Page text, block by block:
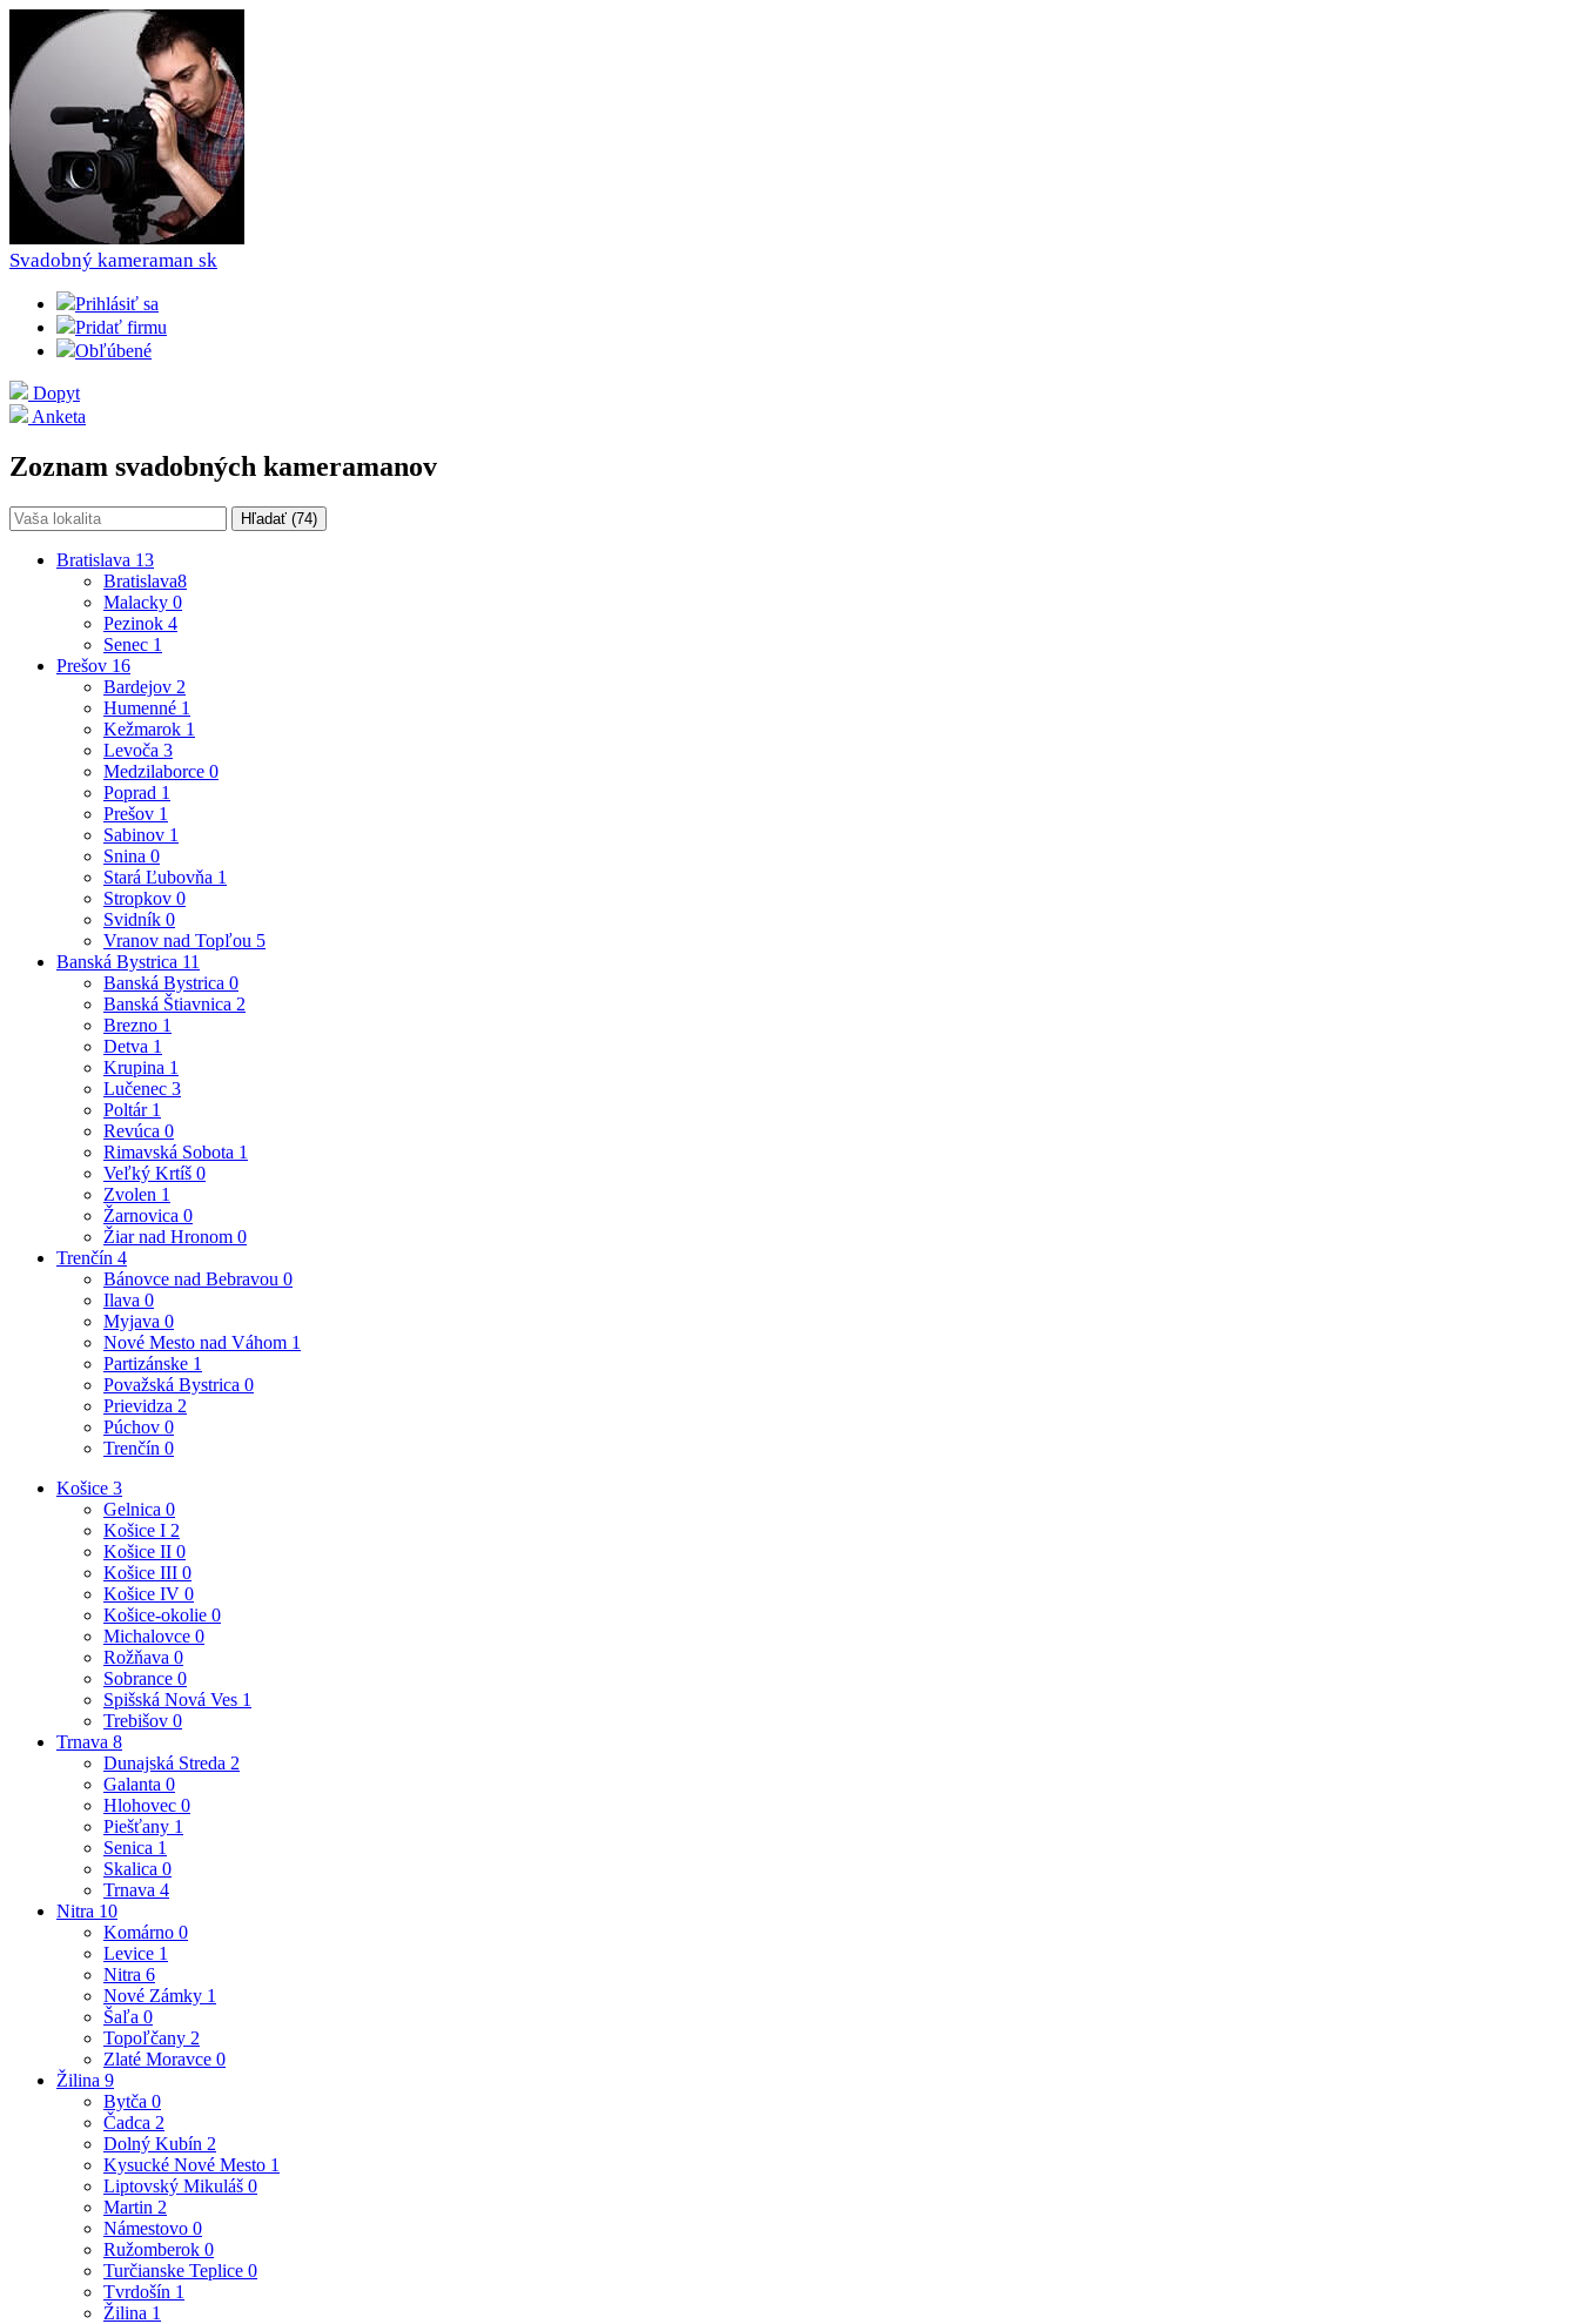
Svadobný kameraman sk
Prihlásiť sa
Pridať firmu
Obľúbené
Dopyt
Anketa
Zoznam svadobných kameramanov
Hľadať (74)
Bratislava 13
Bratislava8
Malacky 0
Pezinok 4
Senec 1
Prešov 16
Bardejov 2
Humenné 1
Kežmarok 1
Levoča 3
Medzilaborce 0
Poprad 1
Prešov 1
Sabinov 1
Snina 0
Stará Ľubovňa 1
Stropkov 0
Svidník 0
Vranov nad Topľou 5
Banská Bystrica 11
Banská Bystrica 0
Banská Štiavnica 2
Brezno 1
Detva 1
Krupina 1
Lučenec 3
Poltár 1
Revúca 0
Rimavská Sobota 1
Veľký Krtíš 0
Zvolen 1
Žarnovica 0
Žiar nad Hronom 0
Trenčín 4
Bánovce nad Bebravou 0
Ilava 0
Myjava 0
Nové Mesto nad Váhom 1
Partizánske 1
Považská Bystrica 0
Prievidza 2
Púchov 0
Trenčín 0
Košice 3
Gelnica 0
Košice I 2
Košice II 0
Košice III 0
Košice IV 0
Košice-okolie 0
Michalovce 0
Rožňava 0
Sobrance 0
Spišská Nová Ves 1
Trebišov 0
Trnava 8
Dunajská Streda 2
Galanta 0
Hlohovec 0
Piešťany 1
Senica 1
Skalica 0
Trnava 4
Nitra 10
Komárno 0
Levice 1
Nitra 6
Nové Zámky 1
Šaľa 0
Topoľčany 2
Zlaté Moravce 0
Žilina 9
Bytča 0
Čadca 2
Dolný Kubín 2
Kysucké Nové Mesto 1
Liptovský Mikuláš 0
Martin 2
Námestovo 0
Ružomberok 0
Turčianske Teplice 0
Tvrdošín 1
Žilina 1